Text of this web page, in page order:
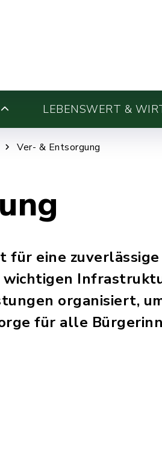
LEBENSWERT &
Ver- & Entsorgung
für eine
wichtigen
organisiert,
für alle